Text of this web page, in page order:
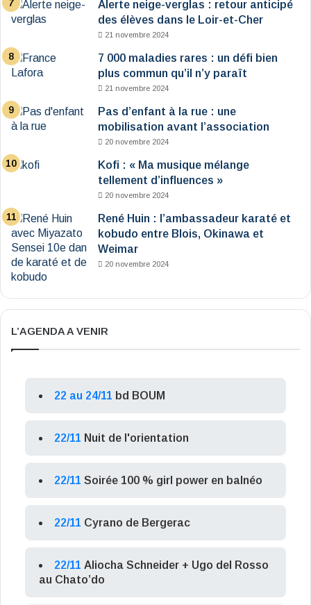
Alerte neige-verglas : retour anticipé
des élèves dans le Loir-et-Cher
21 novembre 2024
7 000 maladies rares : un défi bien
plus commun qu’il n’y paraît
21 novembre 2024
Pas d’enfant à la rue : une
mobilisation avant l’association
20 novembre 2024
Kofi : « Ma musique mélange
tellement d’influences »
20 novembre 2024
René Huin : l’ambassadeur karaté et
kobudo entre Blois, Okinawa et
Weimar
20 novembre 2024
L’AGENDA A VENIR
22 au 24/11 bd BOUM
22/11 Nuit de l'orientation
22/11 Soirée 100 % girl power en balnéo
22/11 Cyrano de Bergerac
22/11 Aliocha Schneider + Ugo del Rosso
au Chato’do